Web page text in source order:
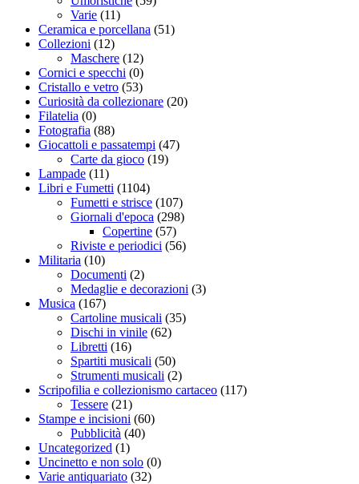
Varie (11)
Ceramica e porcellana (51)
Collezioni (12)
Maschere (12)
Cornici e specchi (0)
Cristallo e vetro (53)
Curiosità da collezionare (20)
Filatelia (0)
Fotografia (88)
Giocattoli e passatempi (47)
Carte da gioco (19)
Lampade (11)
Libri e Fumetti (1104)
Fumetti e strisce (107)
Giornali d'epoca (298)
Copertine (57)
Riviste e periodici (56)
Militaria (10)
Documenti (2)
Medaglie e decorazioni (3)
Musica (167)
Cartoline musicali (35)
Dischi in vinile (62)
Libretti (16)
Spartiti musicali (50)
Strumenti musicali (2)
Scripofilia e collezionismo cartaceo (117)
Tessere (21)
Stampe e incisioni (60)
Pubblicità (40)
Uncategorized (1)
Uncinetto e non solo (0)
Varie antiquariato (32)